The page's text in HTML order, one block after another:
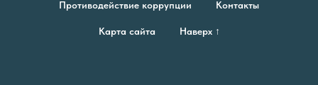
Противодействие коррупции Контакты
Карта сайта Наверх ↑